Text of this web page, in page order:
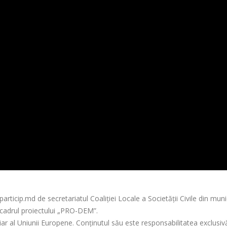
de secretariatul Coaliției Locale a Societății Civile din
proiectului „PRO-DEM”.
al Uniunii Europene. Conținutul său este responsabilitatea